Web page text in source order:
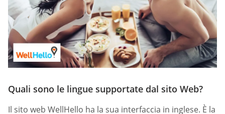
Quali sono le lingue supportate dal sito Web?
Il sito web WellHello ha la sua interfaccia in inglese. È la